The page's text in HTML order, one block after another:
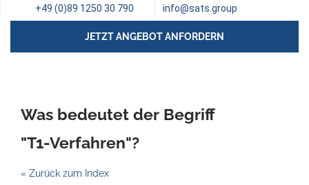
+49 (0)89 1250 30 790
info@sats.group
JETZT ANGEBOT ANFORDERN
Was bedeutet der Begriff
"T1-Verfahren"?
« Zurück zum Index